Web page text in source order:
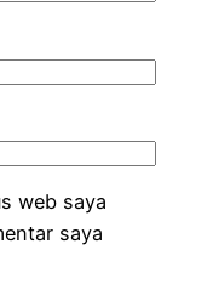
web saya
saya